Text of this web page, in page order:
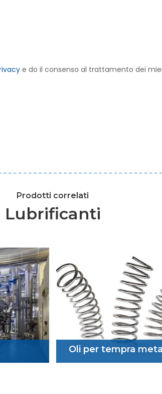
e do il consenso al trattamento dei
Prodotti correlati
Lubrificanti
Oli per tempra